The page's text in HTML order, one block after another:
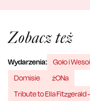
Zobacz też
Wydarzenia: Goło i
Domisie
żONa
Tribute to Ella Fitzgerald